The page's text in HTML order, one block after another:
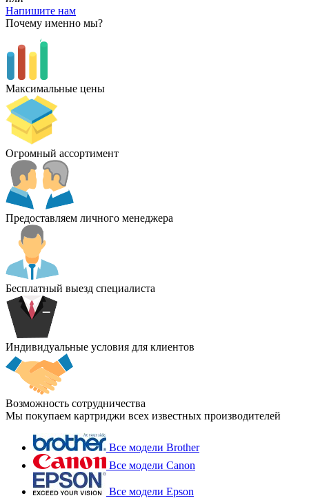
Напишите нам
Почему именно мы?
Максимальные цены
Огромный ассортимент
Предоставляем личного менеджера
Бесплатный выезд специалиста
Индивидуальные условия для клиентов
Возможность сотрудничества
Мы покупаем картриджи всех известных производителей
Все модели Brother
Все модели Canon
Все модели Epson